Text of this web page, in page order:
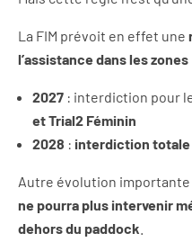
La FIM prévoit en effet une
l’assistance dans les zones
2027 : interdiction pour
et Trial2 Féminin
2028 : interdiction
Autre évolution importante
ne pourra plus intervenir
dehors du paddock